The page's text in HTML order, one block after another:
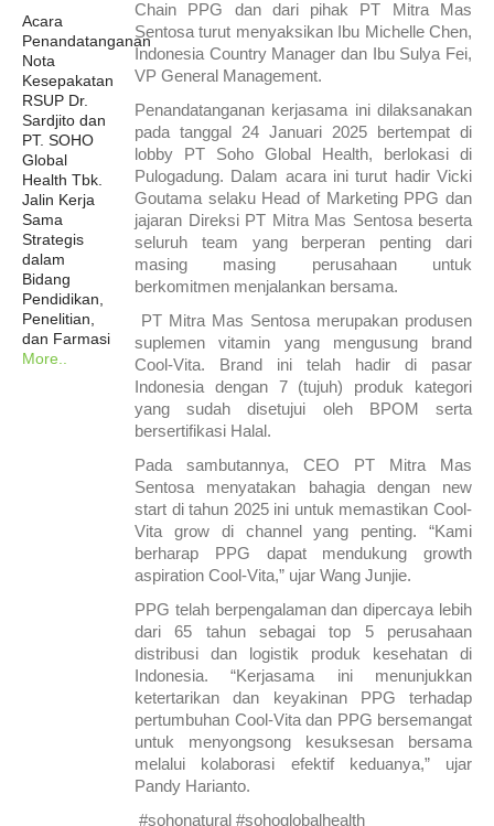
Acara
Penandatanganan
Nota
Kesepakatan
RSUP Dr.
Sardjito dan
PT. SOHO
Global
Health Tbk.
Jalin Kerja
Sama
Strategis
dalam
Bidang
Pendidikan,
Penelitian,
dan Farmasi
More..
Chain PPG dan dari pihak PT Mitra Mas
Sentosa turut menyaksikan Ibu Michelle Chen,
Indonesia Country Manager dan Ibu Sulya Fei,
VP General Management.
Penandatanganan kerjasama ini dilaksanakan
pada tanggal 24 Januari 2025 bertempat di
lobby PT Soho Global Health, berlokasi di
Pulogadung. Dalam acara ini turut hadir Vicki
Goutama selaku Head of Marketing PPG dan
jajaran Direksi PT Mitra Mas Sentosa beserta
seluruh team yang berperan penting dari
masing masing perusahaan untuk
berkomitmen menjalankan bersama.
PT Mitra Mas Sentosa merupakan produsen
suplemen vitamin yang mengusung brand
Cool-Vita. Brand ini telah hadir di pasar
Indonesia dengan 7 (tujuh) produk kategori
yang sudah disetujui oleh BPOM serta
bersertifikasi Halal.
Pada sambutannya, CEO PT Mitra Mas
Sentosa menyatakan bahagia dengan new
start di tahun 2025 ini untuk memastikan Cool-
Vita grow di channel yang penting. “Kami
berharap PPG dapat mendukung growth
aspiration Cool-Vita,” ujar Wang Junjie.
PPG telah berpengalaman dan dipercaya lebih
dari 65 tahun sebagai top 5 perusahaan
distribusi dan logistik produk kesehatan di
Indonesia. “Kerjasama ini menunjukkan
ketertarikan dan keyakinan PPG terhadap
pertumbuhan Cool-Vita dan PPG bersemangat
untuk menyongsong kesuksesan bersama
melalui kolaborasi efektif keduanya,” ujar
Pandy Harianto.
#sohonatural #sohoglobalhealth